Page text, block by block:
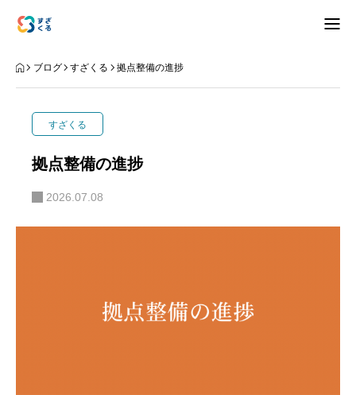
アバウト
インタビュー
移住相談
ブログ すざくる 拠点整備の進捗
すざくる
拠点整備の進捗
2026.07.08